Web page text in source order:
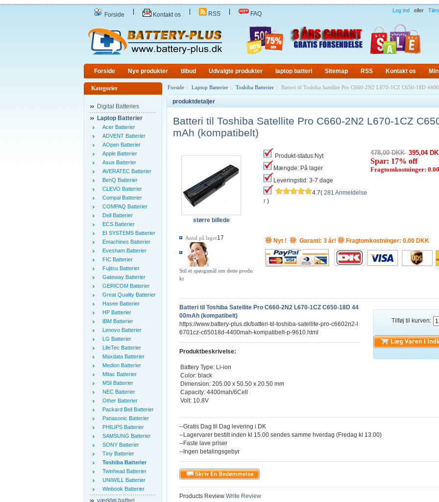
Forside Kontakt os RSS FAQ Log ind eller
Forside Nye produkter tilbud Udvalgte produkter laptop batteri Sitemap RSS Kontakt os
Kategorier
Digital Batteries
Laptop Batterier
Acer Batterier
ADVENT Batterier
AOpen Batterier
Apple Batterier
Asus Batterier
AVERATEC Batterier
BenQ Batterier
CLEVO Batterier
Compal Batterier
COMPAQ Batterier
Dell Batterier
ECS Batterier
EI SYSTEMS Batterier
Emachines Batterier
Evesham Batterier
FIC Batterier
Fujitsu Batterier
Gateway Batterier
GERICOM Batterier
Great Quality Batterier
Hasee Batterier
HP Batterier
IBM Batterier
Lenovo Batterier
LG Batterier
LifeTec Batterier
Maxdata Batterier
Medion Batterier
Mitac Batterier
MSI Batterier
NEC Batterier
Other Batterier
Packard Bell Batterier
Panasonic Batterier
PHILIPS Batterier
SAMSUNG Batterier
SONY Batterier
Tiny Batterier
Toshiba Batterier
Twinhead Batterier
UNIWILL Batterier
Winbook Batterier
værktøj batteri
Forside :: Laptop Batterier :: Toshiba Batterier :: Batteri til Toshiba Satellite Pro C660-2N2 L670-1CZ C650-18D
produktdetaljer
Batteri til Toshiba Satellite Pro C660-2N2 L670-1CZ
mAh (kompatibelt)
større billede
Antal på lager17
Stil et spørgsmål om dette produ
kt
Produkt-status:Nyt
Mængde: På lager
Leveringstid: 3-7 dage
4.7( 281 Anmeldelse
r )
478,00 DKK 395,04
Spar: 17% off
Fragtomkostninger:
Nyt ! Garanti: 3 år! Fragtomkostninger: 0.00 DKK
Tilføj til kurven:
Batteri til Toshiba Satellite Pro C660-2N2 L670-1CZ C650-18D 44
00mAh (kompatibelt)
https://www.battery-plus.dk/batteri-til-toshiba-satellite-pro-c6602n2-l
6701cz-c65018d-4400mah-kompatibelt-p-9610.html
Produktbeskrivelse:
Battery Type: Li-ion
Color: black
Dimension: 205.00 x 50.50 x 20.50 mm
Capacity: 4400mah/6Cell
Volt: 10.8V
--Gratis Dag til Dag levering i DK
--Lagervarer bestilt inden kl 15.00 sendes samme hverdag (Fredag kl 13.00)
--Faste lave priser
--Ingen betalingsgebyr
Products Review Write Review